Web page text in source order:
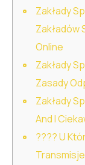
Zakłady
Zakładów
Online
Zakłady
Zasady
Zakłady
And I
???? U